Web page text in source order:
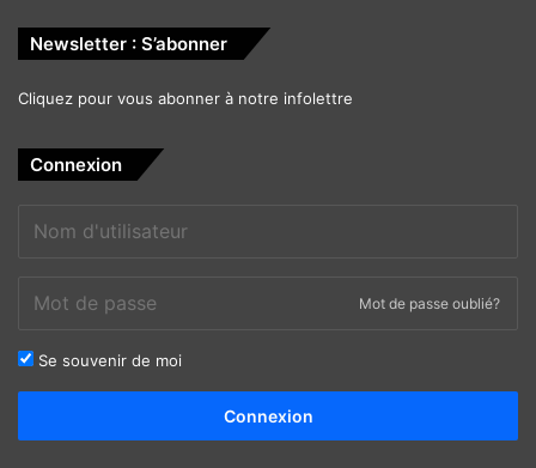
Newsletter : S’abonner
Cliquez pour vous abonner à notre infolettre
Connexion
Mot de passe oublié?
Se souvenir de moi
Connexion